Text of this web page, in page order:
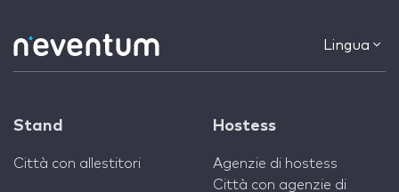
Lingua
Stand
Città con allestitori
Hostess
Agenzie di hostess
Città con agenzie di